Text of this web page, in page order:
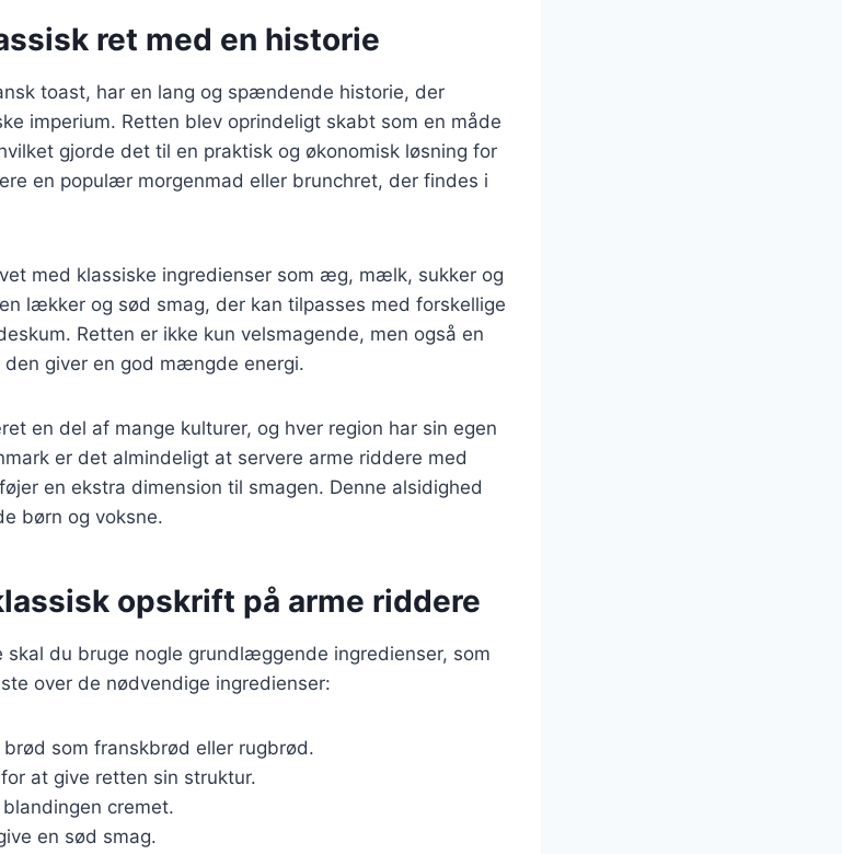
ret med en historie
toast, har en lang og spændende historie, der
imperium. Retten blev oprindeligt skabt som en måde
gjorde det til en praktisk og økonomisk løsning for
en populær morgenmad eller brunchret, der findes i
med klassiske ingredienser som æg, mælk, sukker og
lækker og sød smag, der kan tilpasses med forskellige
Retten er ikke kun velsmagende, men også en
giver en god mængde energi.
en del af mange kulturer, og hver region har sin egen
er det almindeligt at servere arme riddere med
en ekstra dimension til smagen. Denne alsidighed
børn og voksne.
opskrift på arme riddere
skal du bruge nogle grundlæggende ingredienser, som
over de nødvendige ingredienser:
som franskbrød eller rugbrød.
at give retten sin struktur.
cremet.
en sød smag.